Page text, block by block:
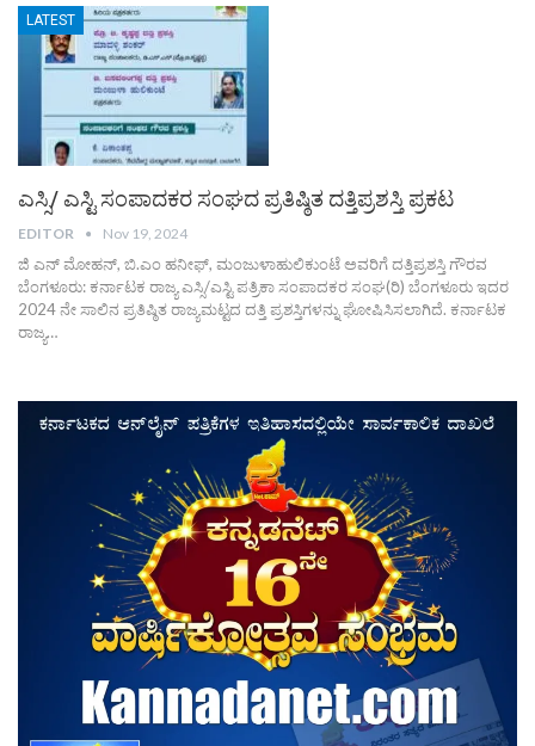
LATEST
ಎಸ್ಸಿ/ ಎಸ್ಟಿ ಸಂಪಾದಕರ ಸಂಘದ ಪ್ರತಿಷ್ಠಿತ ದತ್ತಿಪ್ರಶಸ್ತಿ ಪ್ರಕಟ
EDITOR Nov 19, 2024
ಜಿ ಎನ್ ಮೋಹನ್, ಬಿ.ಎಂ ಹನೀಫ್, ಮಂಜುಳಾಹುಲಿಕುಂಟೆ ಅವರಿಗೆ ದತ್ತಿಪ್ರಶಸ್ತಿ ಗೌರವ
ಬೆಂಗಳೂರು: ಕರ್ನಾಟಕ ರಾಜ್ಯ ಎಸ್ಸಿ/ಎಸ್ಟಿ ಪತ್ರಿಕಾ ಸಂಪಾದಕರ ಸಂಘ(ರಿ) ಬೆಂಗಳೂರು ಇದರ
2024 ನೇ ಸಾಲಿನ ಪ್ರತಿಷ್ಠಿತ ರಾಜ್ಯಮಟ್ಟದ ದತ್ತಿ ಪ್ರಶಸ್ತಿಗಳನ್ನು ಘೋಷಿಸಿಸಲಾಗಿದೆ. ಕರ್ನಾಟಕ
ರಾಜ್ಯ…